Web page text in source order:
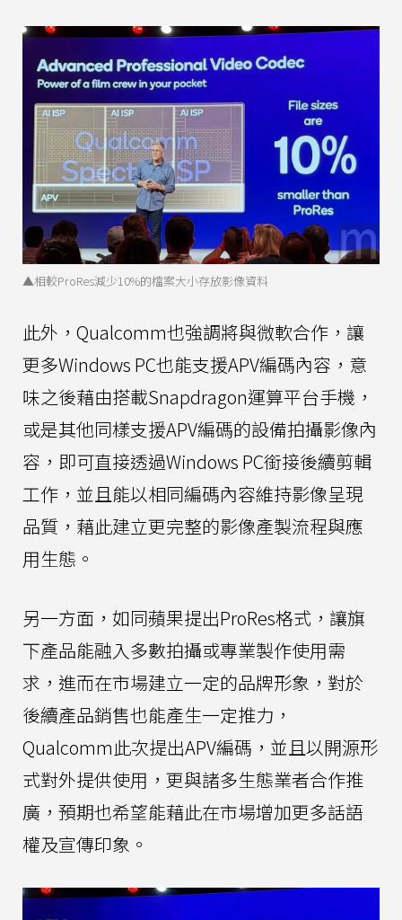
▲相較ProRes減少10%的檔案大小存放影像資料
此外，Qualcomm也強調將與微軟合作，讓
更多Windows PC也能支援APV編碼內容，意
味之後藉由搭載Snapdragon運算平台手機，
或是其他同樣支援APV編碼的設備拍攝影像內
容，即可直接透過Windows PC銜接後續剪輯
工作，並且能以相同編碼內容維持影像呈現
品質，藉此建立更完整的影像產製流程與應
用生態。
另一方面，如同蘋果提出ProRes格式，讓旗
下產品能融入多數拍攝或專業製作使用需
求，進而在市場建立一定的品牌形象，對於
後續產品銷售也能產生一定推力，
Qualcomm此次提出APV編碼，並且以開源形
式對外提供使用，更與諸多生態業者合作推
廣，預期也希望能藉此在市場增加更多話語
權及宣傳印象。